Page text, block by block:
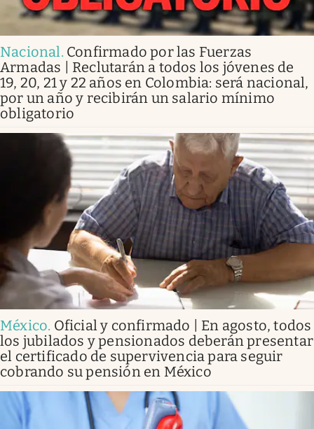
Nacional. Confirmado por las Fuerzas
Armadas | Reclutarán a todos los jóvenes de
19, 20, 21 y 22 años en Colombia: será nacional,
por un año y recibirán un salario mínimo
obligatorio
México. Oficial y confirmado | En agosto, todos
los jubilados y pensionados deberán presentar
el certificado de supervivencia para seguir
cobrando su pensión en México